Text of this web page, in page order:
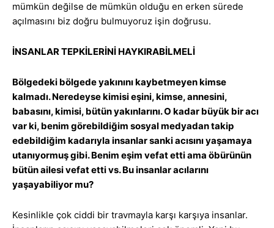
mümkün değilse de mümkün olduğu en erken sürede
açılmasını biz doğru bulmuyoruz işin doğrusu.
İNSANLAR TEPKİLERİNİ HAYKIRABİLMELİ
Bölgedeki bölgede yakınını kaybetmeyen kimse
kalmadı. Neredeyse kimisi eşini, kimse, annesini,
babasını, kimisi, bütün yakınlarını. O kadar büyük bir acı
var ki, benim görebildiğim sosyal medyadan takip
edebildiğim kadarıyla insanlar sanki acısını yaşamaya
utanıyormuş gibi. Benim eşim vefat etti ama öbürünün
bütün ailesi vefat etti vs. Bu insanlar acılarını
yaşayabiliyor mu?
Kesinlikle çok ciddi bir travmayla karşı karşıya insanlar.